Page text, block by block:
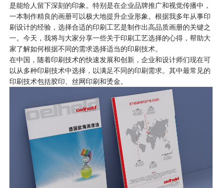
是能给人留下深刻的印象。特别是在企业品牌推广和视觉传播中，
一本制作精良的画册可以极大地提升企业形象。根据我多年从事印
刷设计的经验，选择合适的印刷工艺是制作出高品质画册的关键之
一。今天，我将与大家分享一些关于印刷工艺选择的心得，帮助大
家了解如何根据不同的需求选择适当的印刷技术。
在中国，随着印刷技术的快速发展和创新，企业和设计师们现在可
以从多种印刷技术中选择，以满足不同的印刷需求。其中最常见的
印刷技术包括胶印、丝网印刷和烫金。